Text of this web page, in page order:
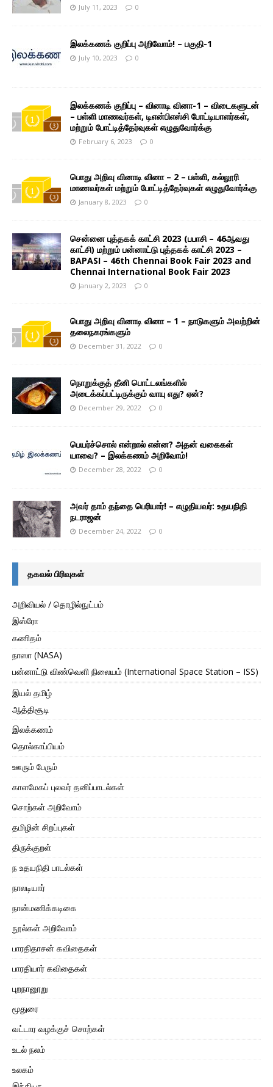
July 11, 2023 0
இலக்கணக் குறிப்பு அறிவோம்! – பகுதி-1
July 10, 2023 0
இலக்கணக் குறிப்பு – வினாடி வினா-1 – விடைகளுடன்
– பள்ளி மாணவர்கள், டிஎன்பிஎஸ்சி போட்டியாளர்கள்,
மற்றும் போட்டித்தேர்வுகள் எழுதுவோர்க்கு
February 6, 2023 0
பொது அறிவு வினாடி வினா – 2 – பள்ளி, கல்லூரி
மாணவர்கள் மற்றும் போட்டித்தேர்வுகள் எழுதுவோர்க்கு
January 8, 2023 0
சென்னை புத்தகக் காட்சி 2023 (பபாசி – 46ஆவது
காட்சி) மற்றும் பன்னாட்டு புத்தகக் காட்சி 2023 –
BAPASI – 46th Chennai Book Fair 2023 and
Chennai International Book Fair 2023
January 2, 2023 0
பொது அறிவு வினாடி வினா – 1 – நாடுகளும் அவற்றின்
தலைநகரங்களும்
December 31, 2022 0
நொறுக்குத் தீனி பொட்டலங்களில்
அடைக்கப்பட்டிருக்கும் வாயு எது? ஏன்?
December 29, 2022 0
பெயர்ச்சொல் என்றால் என்ன? அதன் வகைகள்
யாவை? – இலக்கணம் அறிவோம்!
December 28, 2022 0
அவர் தாம் தந்தை பெரியார்! – எழுதியவர்: உதயநிதி
நடராஜன்
December 24, 2022 0
தகவல் பிரிவுகள்
அறிவியல் / தொழில்நுட்பம்
இஸ்ரோ
கணிதம்
நாஸா (NASA)
பன்னாட்டு விண்வெளி நிலையம் (International Space Station – ISS)
இயல் தமிழ்
ஆத்திசூடி
இலக்கணம்
தொல்காப்பியம்
ஊரும் பேரும்
காளமேகப் புலவர் தனிப்பாடல்கள்
சொற்கள் அறிவோம்
தமிழின் சிறப்புகள்
திருக்குறள்
ந உதயநிதி பாடல்கள்
நாலடியார்
நான்மணிக்கடிகை
நூல்கள் அறிவோம்
பாரதிதாசன் கவிதைகள்
பாரதியார் கவிதைகள்
புறநானூறு
மூதுரை
வட்டார வழக்குச் சொற்கள்
உடல் நலம்
உலகம்